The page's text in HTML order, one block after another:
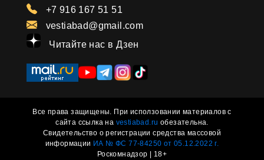
+7 916 167 51 51
vestiabad@gmail.com
Читайте нас в Дзен
Все права защищены. При исползовании материалов с
сайта ссылка на vestiabad.ru обезательна.
Свидетельство о регистрации средства массовой
информации ИА № ФС 77-84250 от 05.12.2022 г.
Роскомнадзор | 18+